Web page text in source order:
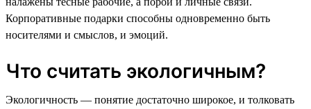
Корпоративные подарки способны одновременно быть
носителями и смыслов, и эмоций.
Что считать экологичным?
Экологичность — понятие достаточно широкое, и толковать